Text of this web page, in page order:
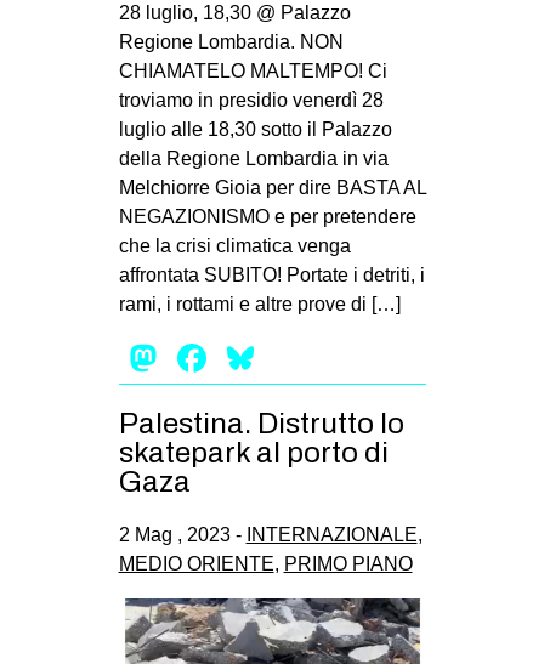
28 luglio, 18,30 @ Palazzo
Regione Lombardia. NON
CHIAMATELO MALTEMPO! Ci
troviamo in presidio venerdì 28
luglio alle 18,30 sotto il Palazzo
della Regione Lombardia in via
Melchiorre Gioia per dire BASTA AL
NEGAZIONISMO e per pretendere
che la crisi climatica venga
affrontata SUBITO! Portate i detriti, i
rami, i rottami e altre prove di […]
Mastodon
Facebook
Palestina. Distrutto lo
skatepark al porto di
Gaza
2 Mag , 2023 - INTERNAZIONALE,
MEDIO ORIENTE, PRIMO PIANO